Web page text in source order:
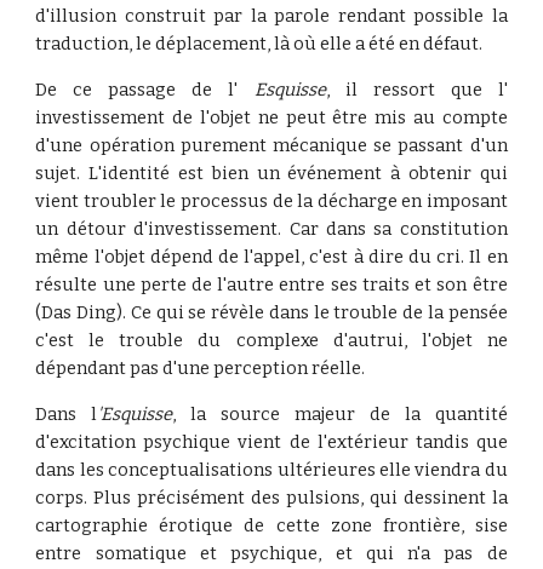
d'illusion construit par la parole rendant possible la
traduction, le déplacement, là où elle a été en défaut.
De ce passage de l' Esquisse, il ressort que l'
investissement de l'objet ne peut être mis au compte
d'une opération purement mécanique se passant d'un
sujet. L'identité est bien un événement à obtenir qui
vient troubler le processus de la décharge en imposant
un détour d'investissement. Car dans sa constitution
même l'objet dépend de l'appel, c'est à dire du cri. Il en
résulte une perte de l'autre entre ses traits et son être
(Das Ding). Ce qui se révèle dans le trouble de la pensée
c'est le trouble du complexe d'autrui, l'objet ne
dépendant pas d'une perception réelle.
Dans l'Esquisse, la source majeur de la quantité
d'excitation psychique vient de l'extérieur tandis que
dans les conceptualisations ultérieures elle viendra du
corps. Plus précisément des pulsions, qui dessinent la
cartographie érotique de cette zone frontière, sise
entre somatique et psychique, et qui n'a pas de